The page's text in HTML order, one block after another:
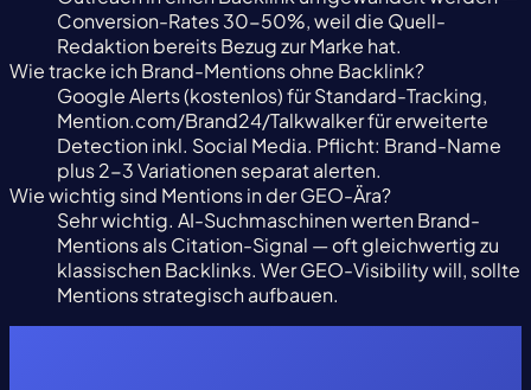
Conversion-Rates 30-50%, weil die Quell-
Redaktion bereits Bezug zur Marke hat.
Wie tracke ich Brand-Mentions ohne Backlink?
Google Alerts (kostenlos) für Standard-Tracking,
Mention.com/Brand24/Talkwalker für erweiterte
Detection inkl. Social Media. Pflicht: Brand-Name
plus 2-3 Variationen separat alerten.
Wie wichtig sind Mentions in der GEO-Ära?
Sehr wichtig. AI-Suchmaschinen werten Brand-
Mentions als Citation-Signal — oft gleichwertig zu
klassischen Backlinks. Wer GEO-Visibility will, sollte
Mentions strategisch aufbauen.